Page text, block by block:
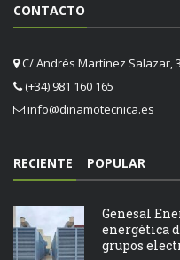
CONTACTO
C/ Andrés Martínez Salazar, 3
(+34) 981 160 165
info@dinamotecnica.es
RECIENTE POPULAR
Genesal
energética
grupos